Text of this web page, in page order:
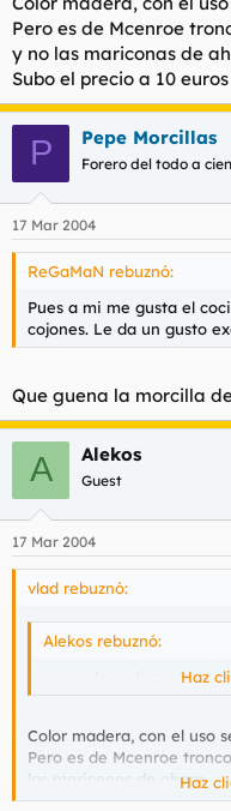
Pero es de Mcenroe
y no las mariconas de
Subo el precio a 10
P Pepe Morcillas
Forero del todo a cien
17 Mar 2004
ReGaMaN rebuznó:
Pues a mi me gusta el
cojones. Le da un gusto
Que guena la morcilla
A Alekos
Guest
17 Mar 2004
vlad rebuznó:
Alekos rebuznó:
que colores tiene laHaz
Color madera, con el uso
Pero es de Mcenroe
las mariconas de ahora.
Subo el precio a 10 euros
Haz